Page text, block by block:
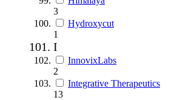
3
Hydroxycut
1
I
InnovixLabs
2
Integrative Therapeutics
13